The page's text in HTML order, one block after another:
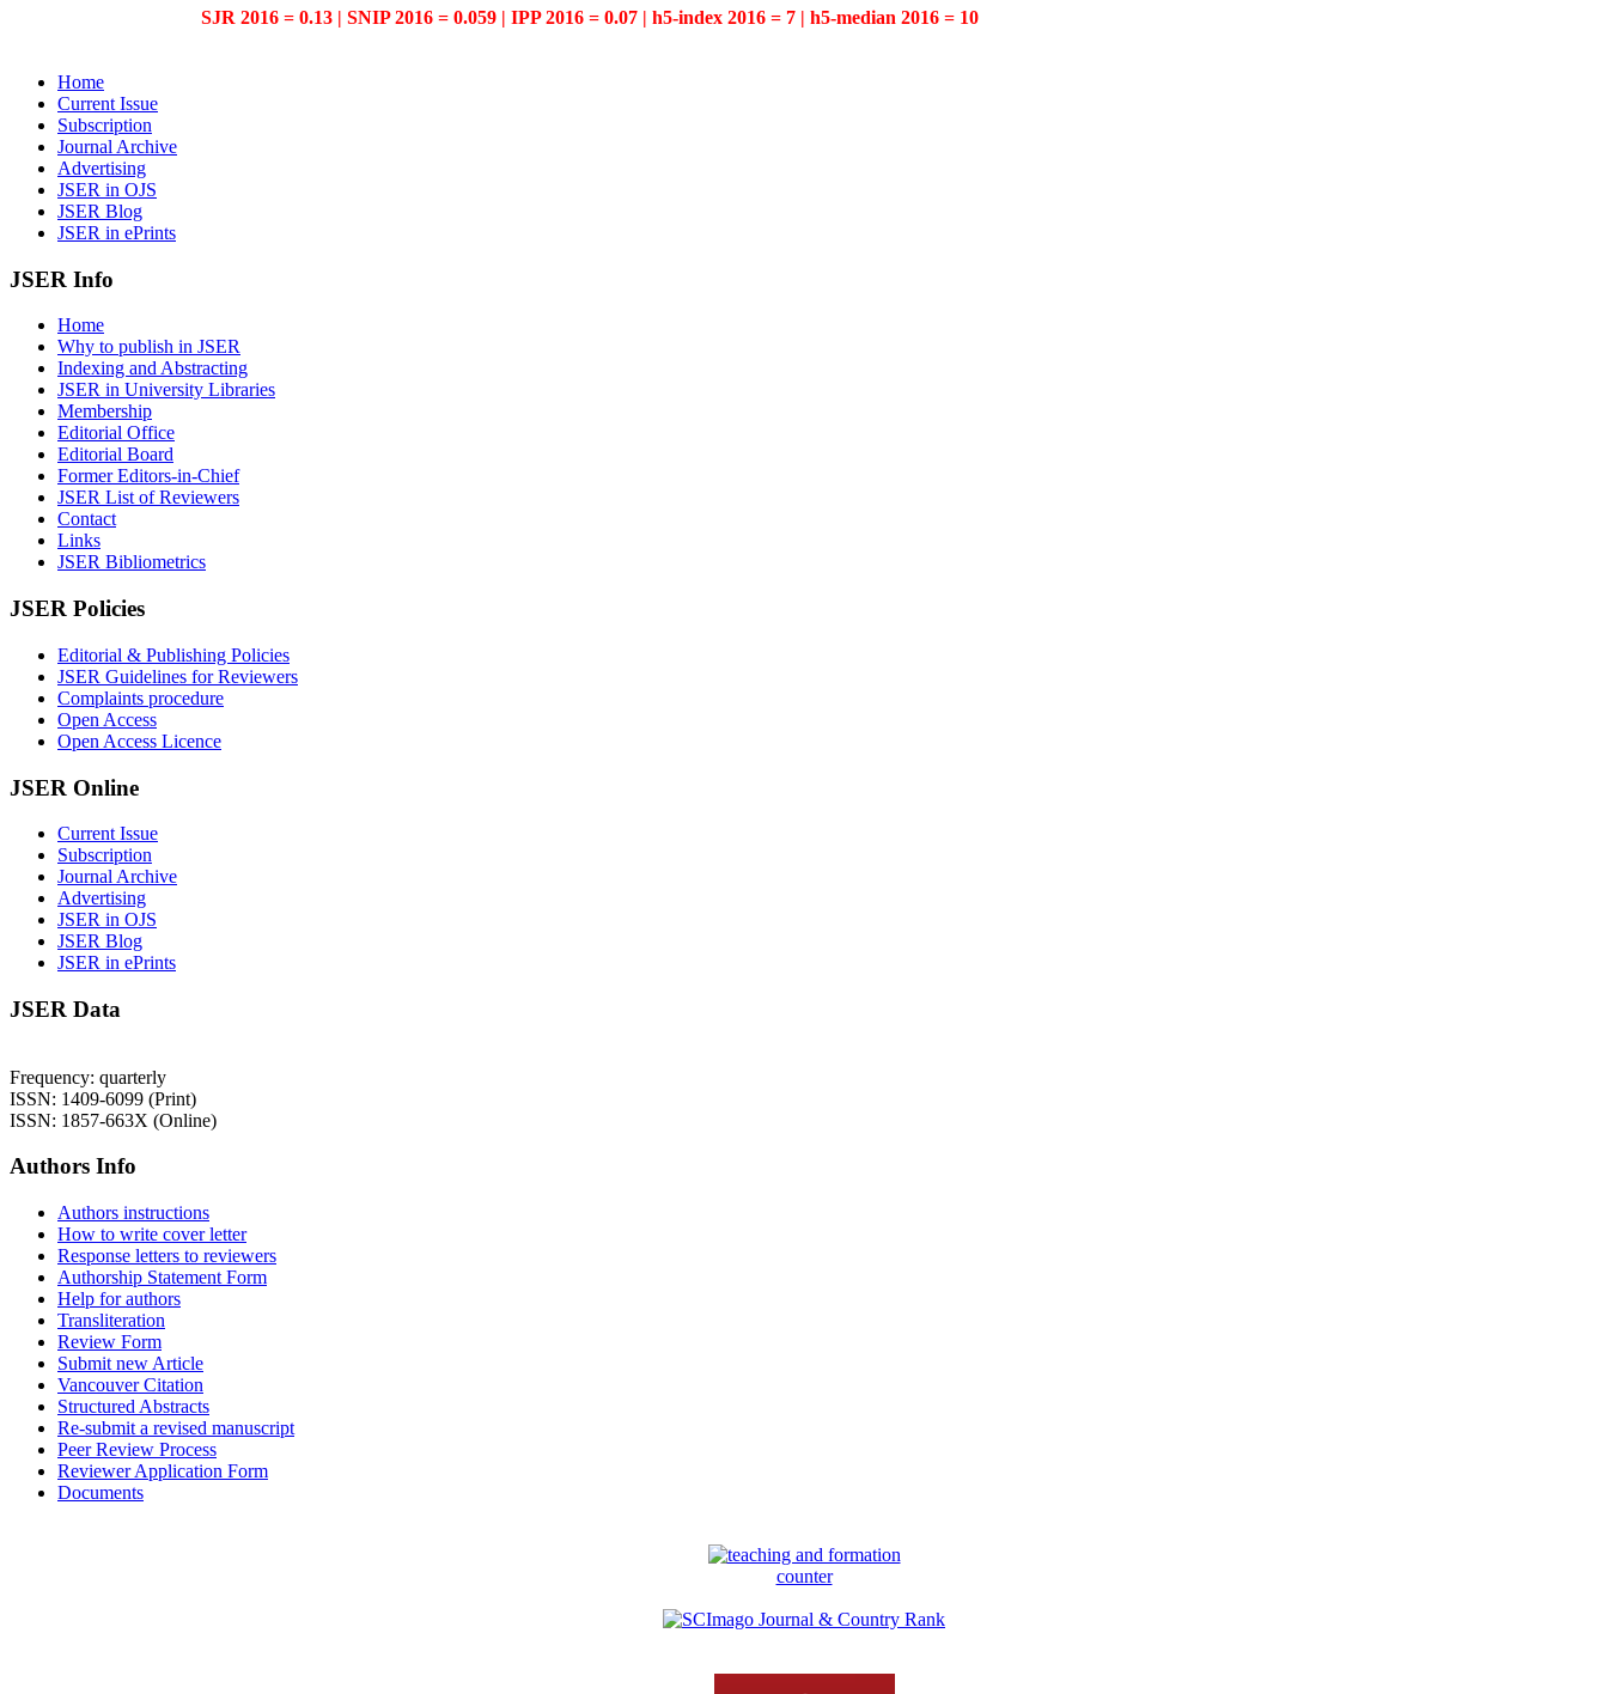
SJR 2016 = 0.13 | SNIP 2016 = 0.059 | IPP 2016 = 0.07 | h5-index 2016 = 7 | h5-median 2016 = 10
Home
Current Issue
Subscription
Journal Archive
Advertising
JSER in OJS
JSER Blog
JSER in ePrints
JSER Info
Home
Why to publish in JSER
Indexing and Abstracting
JSER in University Libraries
Membership
Editorial Office
Editorial Board
Former Editors-in-Chief
JSER List of Reviewers
Contact
Links
JSER Bibliometrics
JSER Policies
Editorial & Publishing Policies
JSER Guidelines for Reviewers
Complaints procedure
Open Access
Open Access Licence
JSER Online
Current Issue
Subscription
Journal Archive
Advertising
JSER in OJS
JSER Blog
JSER in ePrints
JSER Data
Frequency: quarterly
ISSN: 1409-6099 (Print)
ISSN: 1857-663X (Online)
Authors Info
Authors instructions
How to write cover letter
Response letters to reviewers
Authorship Statement Form
Help for authors
Transliteration
Review Form
Submit new Article
Vancouver Citation
Structured Abstracts
Re-submit a revised manuscript
Peer Review Process
Reviewer Application Form
Documents
counter